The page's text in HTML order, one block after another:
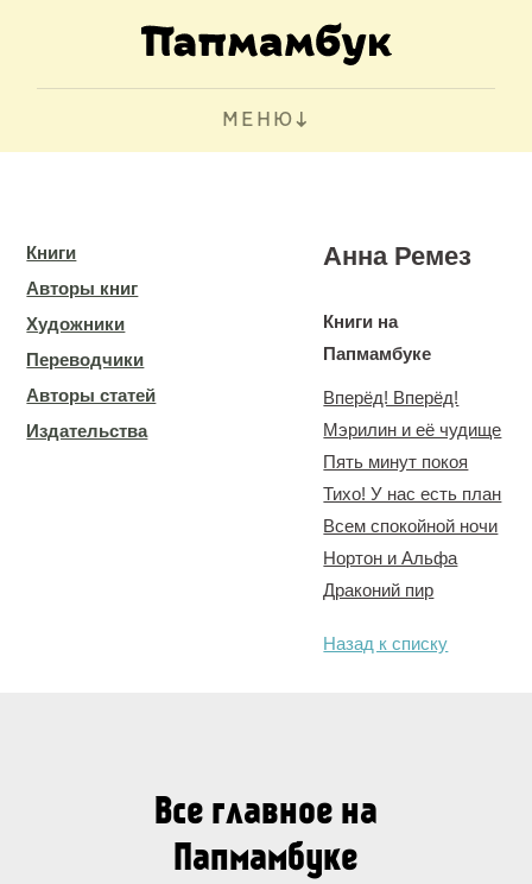
МЕНЮ
Книги
Авторы книг
Художники
Переводчики
Авторы статей
Издательства
Анна Ремез
Книги на
Папмамбуке
Вперёд! Вперёд!
Мэрилин и её чудище
Пять минут покоя
Тихо! У нас есть план
Всем спокойной ночи
Нортон и Альфа
Драконий пир
Назад к списку
Все главное на
Папмамбуке